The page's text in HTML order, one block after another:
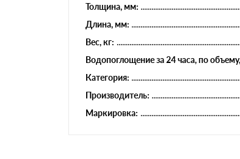
Толщина, мм:
Длина, мм:
Вес, кг:
Водопоглощение за 24 часа, по
Категория:
Производитель:
Маркировка: